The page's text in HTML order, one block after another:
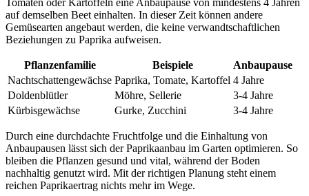
Tomaten oder Kartoffeln eine Anbaupause von mindestens 4 Jahren
auf demselben Beet einhalten. In dieser Zeit können andere
Gemüsearten angebaut werden, die keine verwandtschaftlichen
Beziehungen zu Paprika aufweisen.
Pflanzenfamilie Beispiele
Anbaupause
Nachtschattengewächse Paprika, Tomate, Kartoffel 4 Jahre
Doldenblütler
Möhre, Sellerie
3-4 Jahre
Kürbisgewächse
Gurke, Zucchini 3-4 Jahre
Durch eine durchdachte Fruchtfolge und die Einhaltung von
Anbaupausen lässt sich der Paprikaanbau im Garten optimieren. So
bleiben die Pflanzen gesund und vital, während der Boden
nachhaltig genutzt wird. Mit der richtigen Planung steht einem
reichen Paprikaertrag nichts mehr im Wege.